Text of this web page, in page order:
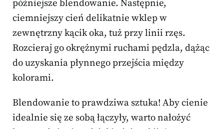
późniejsze blendowanie. Następnie,
ciemniejszy cień delikatnie wklep w
zewnętrzny kącik oka, tuż przy linii rzęs.
Rozcieraj go okrężnymi ruchami pędzla, dążąc
do uzyskania płynnego przejścia między
kolorami.
Blendowanie to prawdziwa sztuka! Aby cienie
idealnie się ze sobą łączyły, warto nałożyć